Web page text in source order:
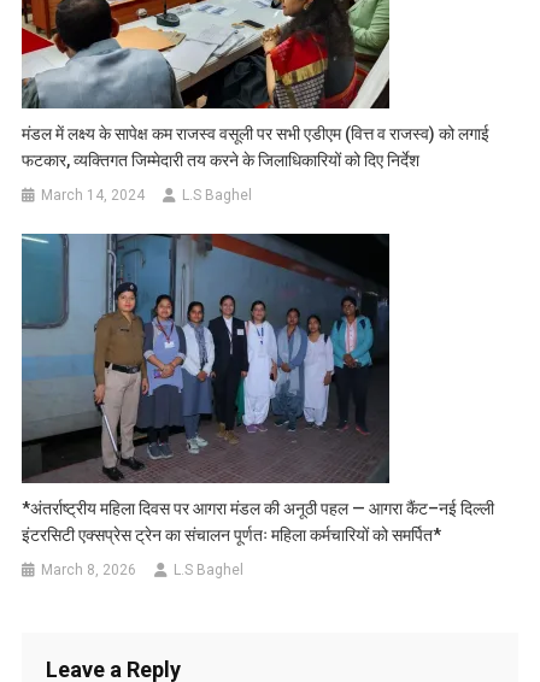
मंडल में लक्ष्य के सापेक्ष कम राजस्व वसूली पर सभी एडीएम (वित्त व राजस्व) को लगाई
फटकार, व्यक्तिगत जिम्मेदारी तय करने के जिलाधिकारियों को दिए निर्देश
March 14, 2024 L.S Baghel
*अंतर्राष्ट्रीय महिला दिवस पर आगरा मंडल की अनूठी पहल — आगरा कैंट–नई दिल्ली
इंटरसिटी एक्सप्रेस ट्रेन का संचालन पूर्णतः महिला कर्मचारियों को समर्पित*
March 8, 2026 L.S Baghel
Leave a Reply